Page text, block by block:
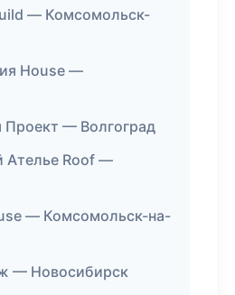
— Комсомольск-
House —
— Волгоград
Ателье Roof —
— Комсомольск-на-
— Новосибирск